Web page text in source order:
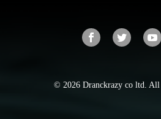
© 2026 Dranckrazy co ltd. All